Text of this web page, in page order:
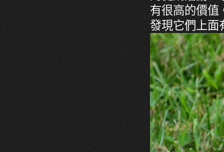
有很高的價值
發現它們上面